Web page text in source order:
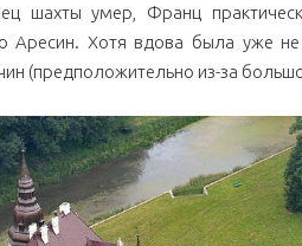
шахты умер, Франц
Аресин. Хотя вдова была уже
(предположительно из-за